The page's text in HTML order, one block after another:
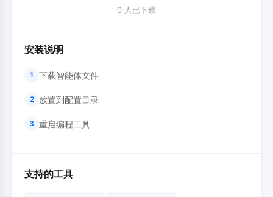
0 人已下载
安装说明
1 下载智能体文件
2 放置到配置目录
3 重启编程工具
支持的工具